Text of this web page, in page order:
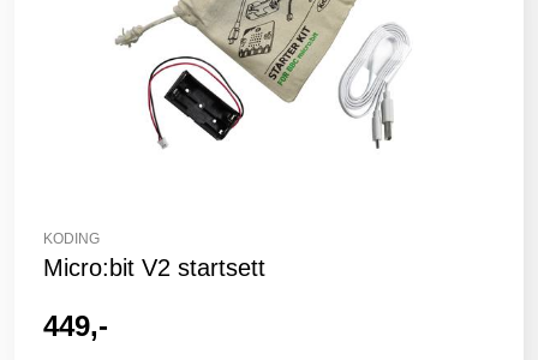
KODING
Micro:bit V2 startsett
449,-